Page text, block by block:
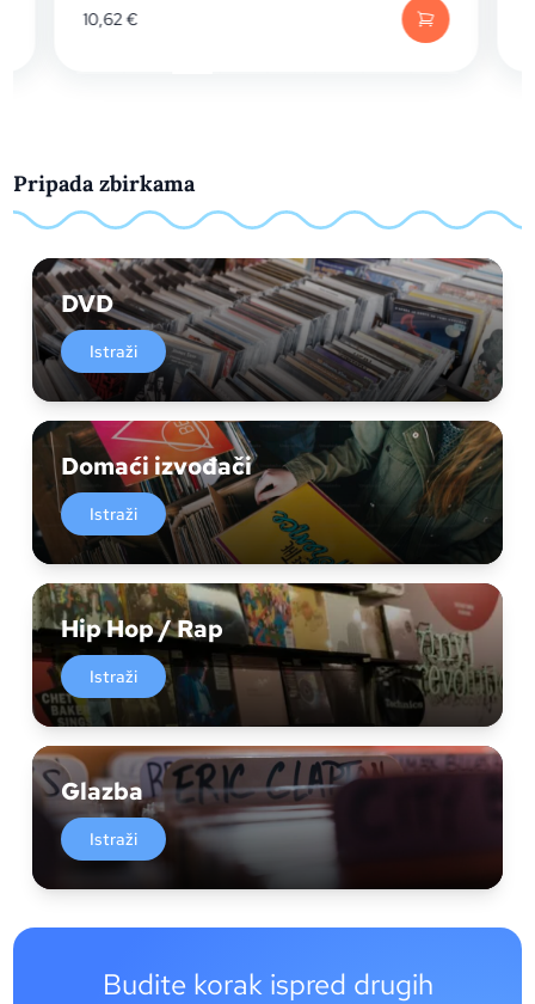
10,62€
Pripada zbirkama
DVD
Istraži
Domaći izvođači
Istraži
Hip Hop / Rap
Istraži
Glazba
Istraži
Budite korak ispred drugih